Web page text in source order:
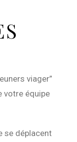
viager”
votre équipe
se déplacent